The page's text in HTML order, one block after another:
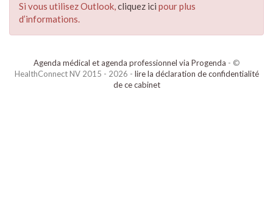
Si vous utilisez Outlook,cliquez ici pour plus
d’informations.
Agenda médical et agenda professionnel via Progenda - ©
HealthConnect NV 2015 - 2026 - lire la déclaration de confidentialité
de ce cabinet